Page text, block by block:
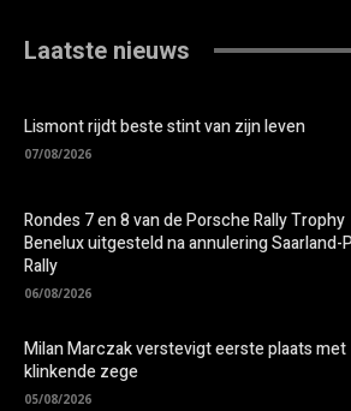
Laatste nieuws
Lismont rijdt beste stint van zijn leven
07/08/2026
Rondes 7 en 8 van de Porsche Rally Trophy
Benelux uitgesteld na annulering Saarland-
Rally
06/08/2026
Milan Marczak verstevigt eerste plaats met
klinkende zege
05/08/2026